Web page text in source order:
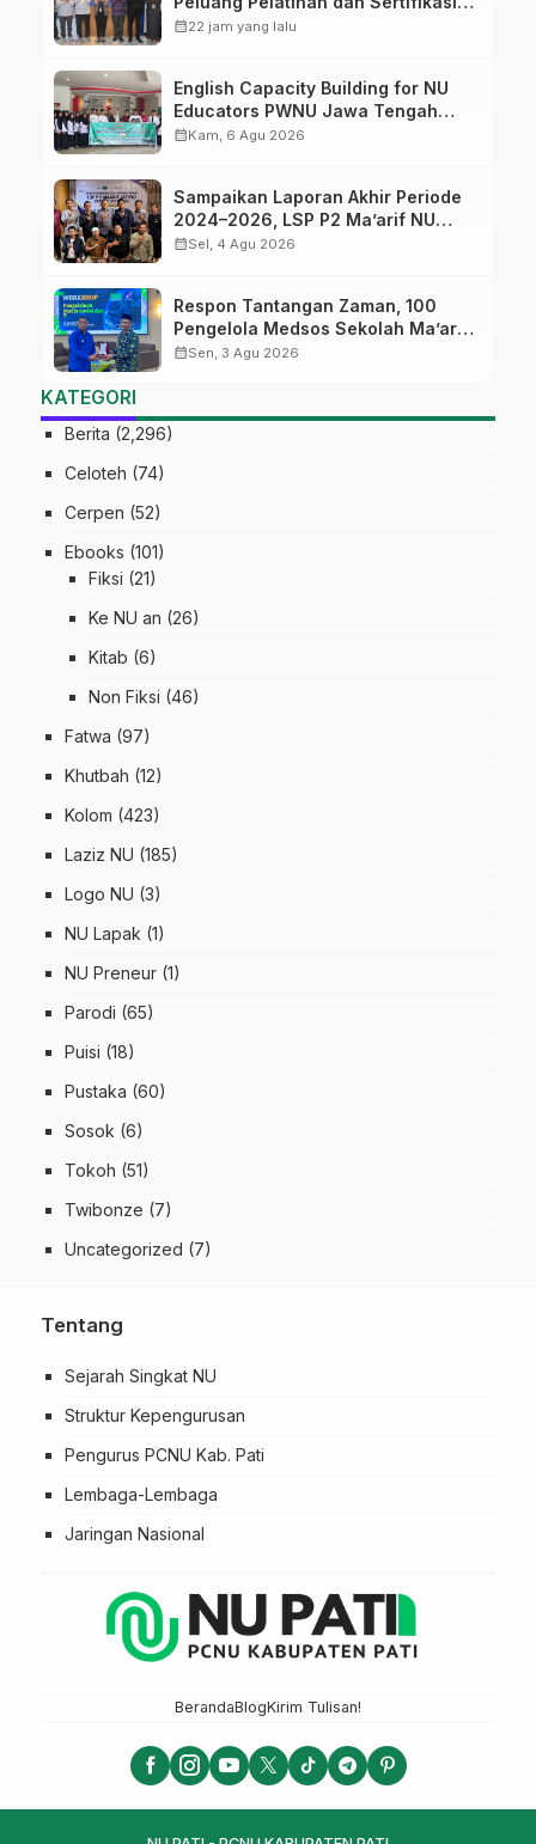
bagi Lulusan SMK
calendar_month22 jam yang lalu
English Capacity Building for NU
Educators PWNU Jawa Tengah
Batch#4; Membuka Jalan Menuju
calendar_monthKam, 6 Agu 2026
Sampaikan Laporan Akhir Periode
2024–2026, LSP P2 Ma’arif NU
Jateng Mantapkan Sinergi Link and
calendar_monthSel, 4 Agu 2026
Respon Tantangan Zaman, 100
Pengelola Medsos Sekolah Ma’arif
Pekalongan Ikuti Pelatihan Literasi
calendar_monthSen, 3 Agu 2026
KATEGORI
Berita (2,296)
Celoteh (74)
Cerpen (52)
Ebooks (101)
Fiksi (21)
Ke NU an (26)
Kitab (6)
Non Fiksi (46)
Fatwa (97)
Khutbah (12)
Kolom (423)
Laziz NU (185)
Logo NU (3)
NU Lapak (1)
NU Preneur (1)
Parodi (65)
Puisi (18)
Pustaka (60)
Sosok (6)
Tokoh (51)
Twibonze (7)
Uncategorized (7)
Tentang
Sejarah Singkat NU
Struktur Kepengurusan
Pengurus PCNU Kab. Pati
Lembaga-Lembaga
Jaringan Nasional
BerandaBlogKirim Tulisan!